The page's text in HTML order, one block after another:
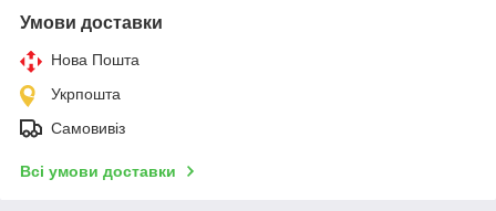
Умови доставки
Нова Пошта
Укрпошта
Самовивіз
Всі умови доставки